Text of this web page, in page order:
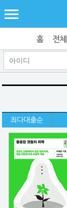
홈 전체
최다대출순